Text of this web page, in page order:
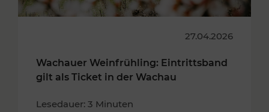
27.04.2026
Wachauer Weinfrühling: Eintrittsband
gilt als Ticket in der Wachau
Lesedauer: 3 Minuten